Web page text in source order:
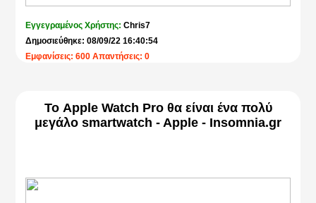
Εγγεγραμένος Χρήστης:Chris7
Δημοσιεύθηκε: 08/09/22 16:40:54
Εμφανίσεις: 600 Απαντήσεις: 0
Το Apple Watch Pro θα είναι ένα πολύ
μεγάλο smartwatch - Apple - Insomnia.gr